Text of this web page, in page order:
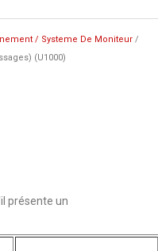
/ Systeme De Moniteur/
(U1000)
présente un